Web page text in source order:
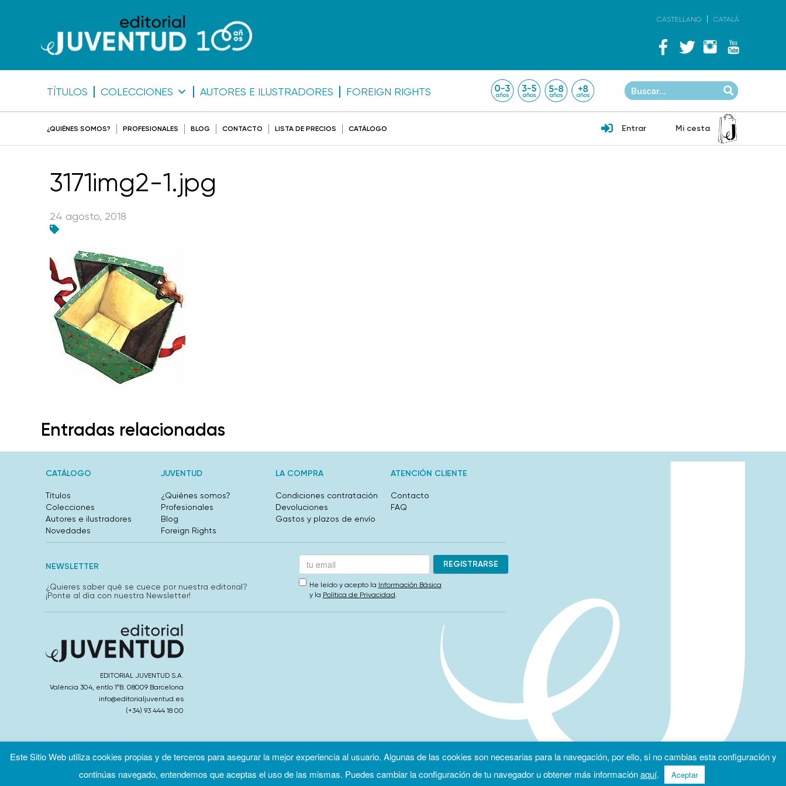
CASTELLANO CATALÀ
TÍTULOS COLECCIONES AUTORES E ILUSTRADORES FOREIGN RIGHTS
¿QUIÉNES SOMOS? PROFESIONALES BLOG CONTACTO LISTA DE PRECIOS CATÁLOGO Entrar Mi cesta
3171img2-1.jpg
24 agosto, 2018
Entradas relacionadas
CATÁLOGO
Títulos
Colecciones
Autores e ilustradores
Novedades
JUVENTUD
¿Quiénes somos?
Profesionales
Blog
Foreign Rights
LA COMPRA
Condiciones contratación
Devoluciones
Gastos y plazos de envío
ATENCIÓN CLIENTE
Contacto
FAQ
NEWSLETTER
¿Quieres saber qué se cuece por nuestra editorial?
¡Ponte al día con nuestra Newsletter!
He leído y acepto la Información Básica
y la Política de Privacidad.
EDITORIAL JUVENTUD S.A.
València 304, entlo 1ºB. 08009 Barcelona
info@editorialjuventud.es
(+34) 93 444 18 00
Condiciones de uso Política de privacidad Política de cookies
Este Sitio Web utiliza cookies propias y de terceros para asegurar la mejor experiencia al usuario. Algunas de las cookies son necesarias para la navegación, por ello, si no cambias esta configuración y
continúas navegado, entendemos que aceptas el uso de las mismas. Puedes cambiar la configuración de tu navegador u obtener más informaciónaquí. Aceptar